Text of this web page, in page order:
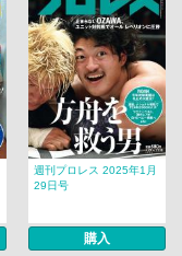
週刊プロレス 2025年1月
29日号
購入